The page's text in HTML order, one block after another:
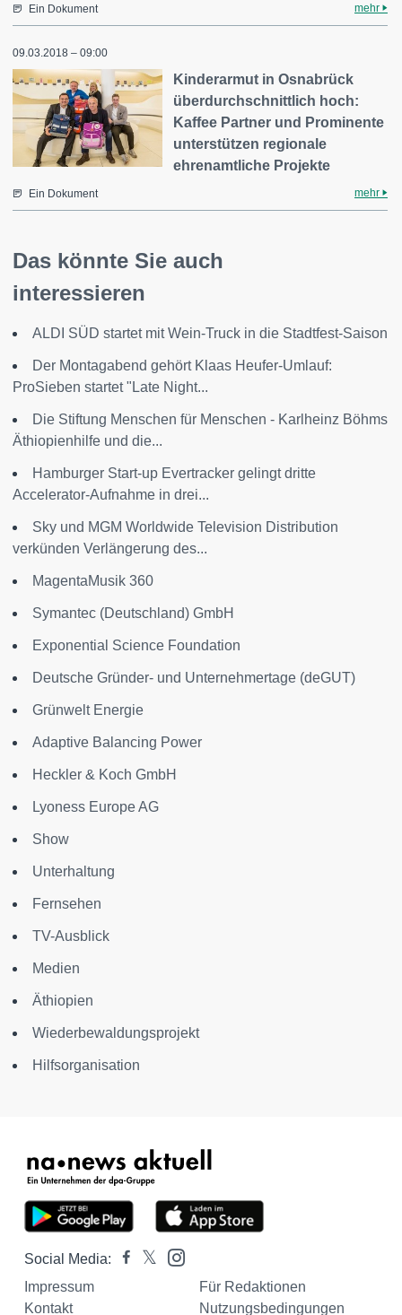
Ein Dokument mehr
09.03.2018 – 09:00
Kinderarmut in Osnabrück
überdurchschnittlich hoch:
Kaffee Partner und Prominente
unterstützen regionale
ehrenamtliche Projekte
Ein Dokument mehr
Das könnte Sie auch
interessieren
ALDI SÜD startet mit Wein-Truck in die Stadtfest-Saison
Der Montagabend gehört Klaas Heufer-Umlauf:
ProSieben startet "Late Night...
Die Stiftung Menschen für Menschen - Karlheinz Böhms
Äthiopienhilfe und die...
Hamburger Start-up Evertracker gelingt dritte
Accelerator-Aufnahme in drei...
Sky und MGM Worldwide Television Distribution
verkünden Verlängerung des...
MagentaMusik 360
Symantec (Deutschland) GmbH
Exponential Science Foundation
Deutsche Gründer- und Unternehmertage (deGUT)
Grünwelt Energie
Adaptive Balancing Power
Heckler & Koch GmbH
Lyoness Europe AG
Show
Unterhaltung
Fernsehen
TV-Ausblick
Medien
Äthiopien
Wiederbewaldungsprojekt
Hilfsorganisation
Social Media:
Impressum
Für Redaktionen
Kontakt
Nutzungsbedingungen